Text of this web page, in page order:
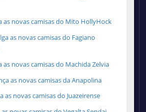
as novas camisas do Mito HollyHock
as novas camisas do Fagiano
as novas camisas do Machida Zelvia
as novas camisas da Anapolina
as novas camisas do Juazeirense